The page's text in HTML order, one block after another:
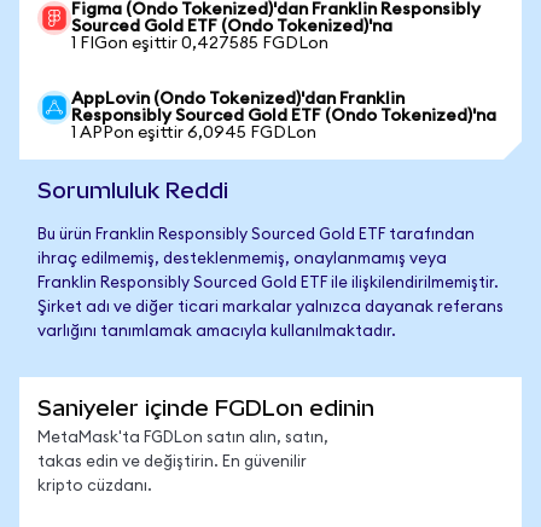
Figma (Ondo Tokenized)'dan Franklin Responsibly
Sourced Gold ETF (Ondo Tokenized)'na
1 FIGon eşittir 0,427585 FGDLon
AppLovin (Ondo Tokenized)'dan Franklin
Responsibly Sourced Gold ETF (Ondo Tokenized)'na
1 APPon eşittir 6,0945 FGDLon
Sorumluluk Reddi
Bu ürün Franklin Responsibly Sourced Gold ETF tarafından
ihraç edilmemiş, desteklenmemiş, onaylanmamış veya
Franklin Responsibly Sourced Gold ETF ile ilişkilendirilmemiştir.
Şirket adı ve diğer ticari markalar yalnızca dayanak referans
varlığını tanımlamak amacıyla kullanılmaktadır.
Saniyeler içinde FGDLon edinin
MetaMask'ta FGDLon satın alın, satın,
takas edin ve değiştirin. En güvenilir
kripto cüzdanı.